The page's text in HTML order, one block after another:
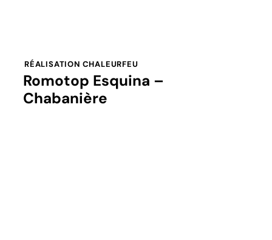
RÉALISATION CHALEURFEU
Romotop Esquina –
Chabanière